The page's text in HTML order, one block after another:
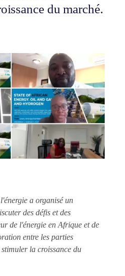
du marché.
a organisé un
des défis et des
de l'énergie en Afrique et de
entre les parties
la croissance du